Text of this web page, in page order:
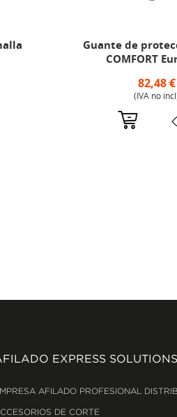
Guante de
COMFORT
82,48 €
(IVA no
EXPRESS SOLUTIONS
AFILADO PROFESIONAL
DE CORTE